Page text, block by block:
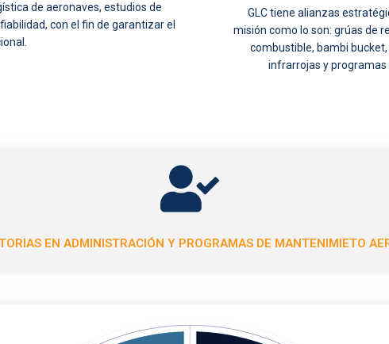
de aeronaves, estudios de
con el fin de garantizar el
GLC tiene alianzas
misión como lo son: grúas de
combustible, bambi
infrarrojas y
EN ADMINISTRACIÓN Y PROGRAMAS DE MANTENIMIETO